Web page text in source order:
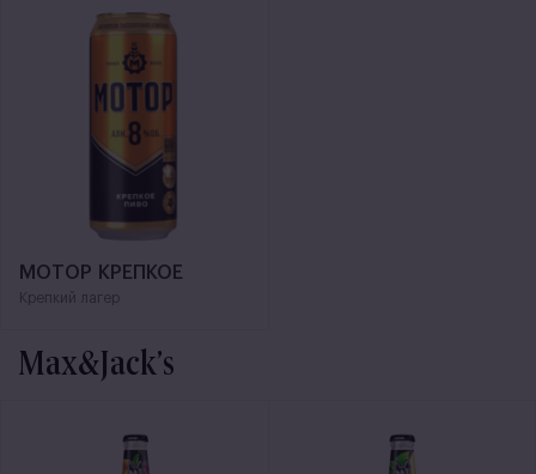
МОТОР КРЕПКОЕ
Крепкий лагер
Max&Jack’s